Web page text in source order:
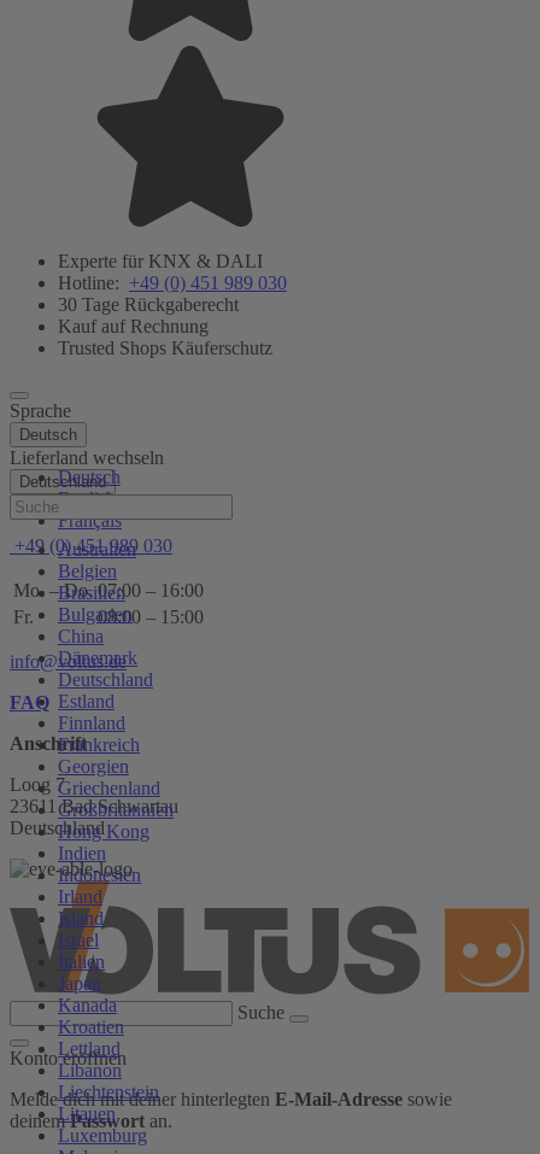
Experte für KNX & DALI
Hotline: +49 (0) 451 989 030
30 Tage Rückgaberecht
Kauf auf Rechnung
Trusted Shops Käuferschutz
Sprache
Deutsch
Deutsch
English
Français
Lieferland wechseln
Deutschland
Australien
Belgien
Brasilien
Bulgarien
China
Dänemark
Deutschland
Estland
Finnland
Frankreich
Georgien
Griechenland
Großbritannien
Hong Kong
Indien
Indonesien
Irland
Island
Israel
Italien
Japan
Kanada
Kroatien
Lettland
Libanon
Liechtenstein
Litauen
Luxemburg
Hilfe
+49 (0) 451 989 030
Mo. – Do. 07:00 – 16:00
Fr.
08:00 – 15:00
info@voltus.de
FAQ
Anschrift
Loog 7
23611 Bad Schwartau
Deutschland
Suche
Konto eröffnen
Melde dich mit deiner hinterlegten E-Mail-Adresse sowie
deinemPasswort an.